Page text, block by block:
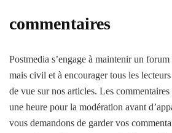
commentaires
Postmedia s’engage à maintenir un
mais civil et à encourager tous les
de vue sur nos articles. Les
une heure pour la modération avant
vous demandons de garder vos